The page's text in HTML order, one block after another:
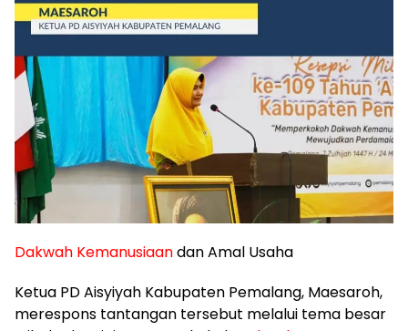
Dakwah Kemanusiaandan Amal Usaha
​Ketua PD Aisyiyah Kabupaten Pemalang, Maesaroh,
merespons tantangan tersebut melalui tema besar